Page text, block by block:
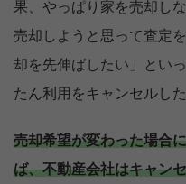
果、やっぱり家を売却し
売却しようと思って査定
却を先伸ばしたい」とい
たん利用をキャンセルし
売却希望が変わった場合
ば、不動産会社はキャン